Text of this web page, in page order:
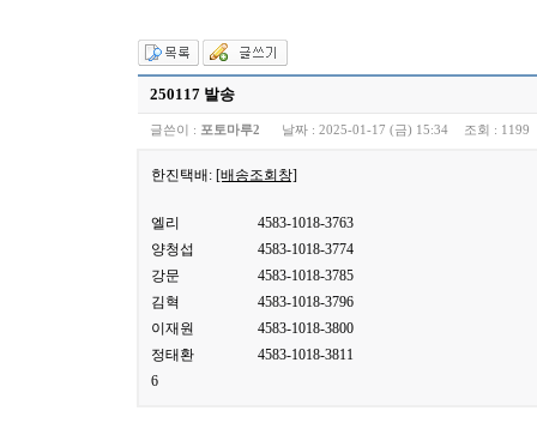
250117 발송
글쓴이 : 포토마루2 날짜 : 2025-01-17 (금) 15:34 조회 : 1199
한진택배: [배송조회창]
엘리
4583-1018-3763
양청섭
4583-1018-3774
강문
4583-1018-3785
김혁
4583-1018-3796
이재원
4583-1018-3800
정태환
4583-1018-3811
6